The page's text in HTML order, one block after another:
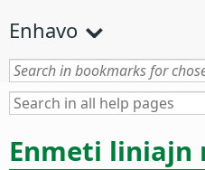
Enhavo
Enmeti liniajn